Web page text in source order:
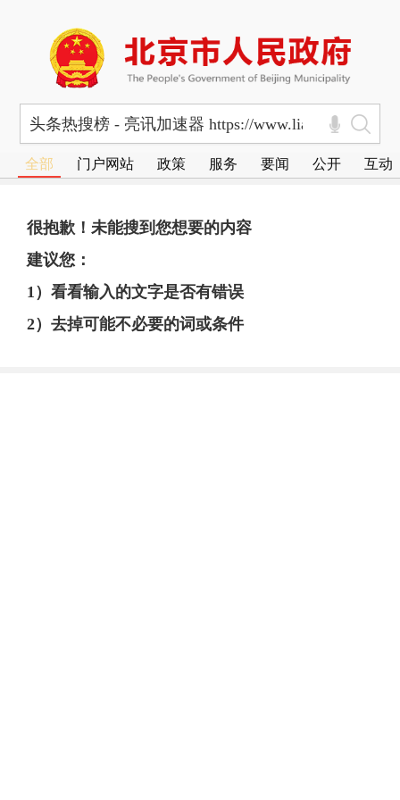
全部 门户网站 政策 服务 要闻 公开 互动
很抱歉！未能搜到您想要的内容
建议您：
1）看看输入的文字是否有错误
2）去掉可能不必要的词或条件